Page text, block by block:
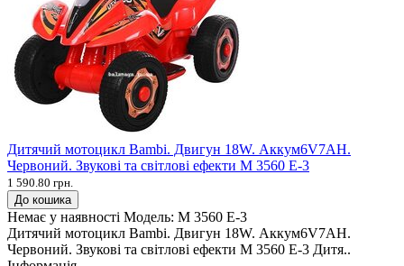
Дитячий мотоцикл Bambi. Двигун 18W. Аккум6V7AH.
Червоний. Звукові та світлові ефекти M 3560 E-3
1 590.80 грн.
До кошика
Немає у наявності Модель: M 3560 E-3
Дитячий мотоцикл Bambi. Двигун 18W. Аккум6V7AH.
Червоний. Звукові та світлові ефекти M 3560 E-3 Дитя..